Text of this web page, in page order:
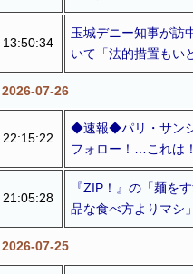
13:50:34
玉城デニー知事が訪
いて「法的措置もい
2026-07-26
22:15:22
◆速報◆パリ・サン
フォロー！…これは
21:05:28
『ZIP！』の「麺を
品な食べ方よりマシ
2026-07-25